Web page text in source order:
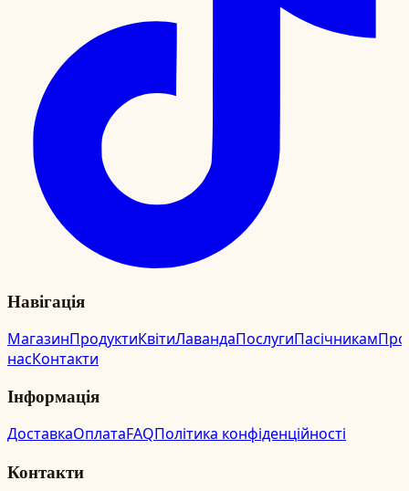
Навігація
МагазинПродуктиКвітиЛавандаПослугиПасічникамПро
насКонтакти
Інформація
ДоставкаОплатаFAQПолітика конфіденційності
Контакти